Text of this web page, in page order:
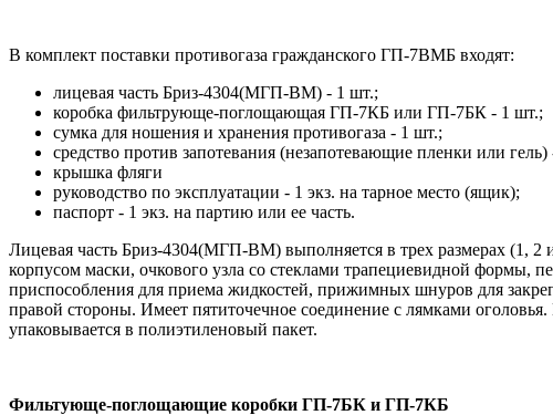
В комплект поставки противогаза гражданского ГП-7ВМБ входят:
лицевая часть Бриз-4304(МГП-ВМ) - 1 шт.;
коробка фильтрующе-поглощающая ГП-7КБ или ГП-7БК - 1 шт.;
сумка для ношения и хранения противогаза - 1 шт.;
средство против запотевания (незапотевающие пленки или гель)
крышка фляги
руководство по эксплуатации - 1 экз. на тарное место (ящик);
паспорт - 1 экз. на партию или ее часть.
Лицевая часть Бриз-4304(МГП-ВМ) выполняется в трех размерах (1, 2
корпусом маски, очкового узла со стеклами трапециевидной формы,
приспособления для приема жидкостей, прижимных шнуров для
правой стороны. Имеет пятиточечное соединение с лямками
упаковывается в полиэтиленовый пакет.
Фильтующе-поглощающие коробки ГП-7БК и ГП-7КБ